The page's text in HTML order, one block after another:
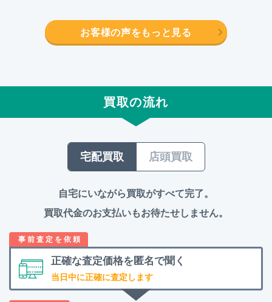
お客様の声をもっと見る
買取の流れ
宅配買取 店頭買取
自宅にいながら買取がすべて完了。
買取代金のお支払いもお待たせしません。
正確な査定価格を 匿名で聞く
当日中に正確に査定します